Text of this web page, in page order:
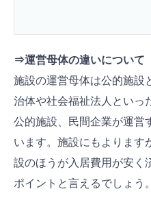
⇒運営母体の違いについて
施設の運営母体は公的施設
治体や社会福祉法人といっ
公的施設、民間企業が運営
います。施設にもよります
設のほうが入居費用が安く
ポイントと言えるでしょう。